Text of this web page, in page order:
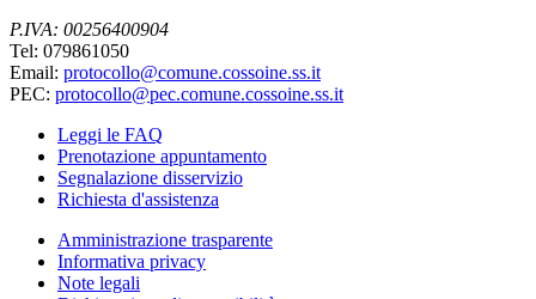
P.IVA: 00256400904
Tel: 079861050
Email: protocollo@comune.cossoine.ss.it
PEC: protocollo@pec.comune.cossoine.ss.it
Leggi le FAQ
Prenotazione appuntamento
Segnalazione disservizio
Richiesta d'assistenza
Amministrazione trasparente
Informativa privacy
Note legali